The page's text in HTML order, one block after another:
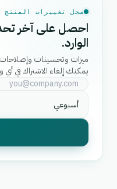
سجل تغييرات المنتج
الوارد.
ميزات وتحسينات
يمكنك إلغاء الاشتراك في